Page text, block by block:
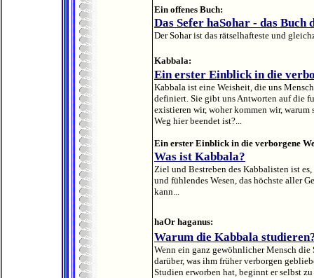
Ein offenes Buch:
Das Sefer haSohar - das Buch
Der Sohar ist das rätselhafteste und
Kabbala:
Ein erster Einblick in die
Kabbala ist eine Weisheit, die uns
definiert. Sie gibt uns Antworten auf die
existieren wir, woher kommen wir,
Weg hier beendet ist?...
Ein erster Einblick in die verborgene
Was ist Kabbala?
Ziel und Bestreben des Kabbalisten ist
und fühlendes Wesen, das höchste aller
kann...
haOr haganus:
Warum die Kabbala
Wenn ein ganz gewöhnlicher Mensch
darüber, was ihm früher verborgen
Studien erworben hat, beginnt er selbst